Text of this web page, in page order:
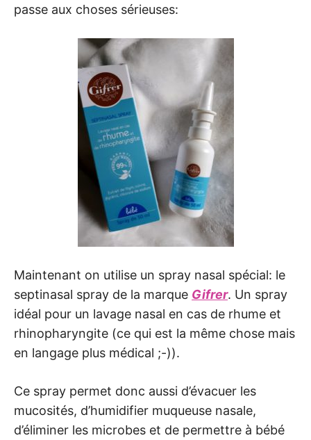
passe aux choses sérieuses:
Maintenant on utilise un spray nasal spécial: le
septinasal spray de la marque Gifrer. Un spray
idéal pour un lavage nasal en cas de rhume et
rhinopharyngite (ce qui est la même chose mais
en langage plus médical ;-)).
Ce spray permet donc aussi d’évacuer les
mucosités, d’humidifier muqueuse nasale,
d’éliminer les microbes et de permettre à bébé